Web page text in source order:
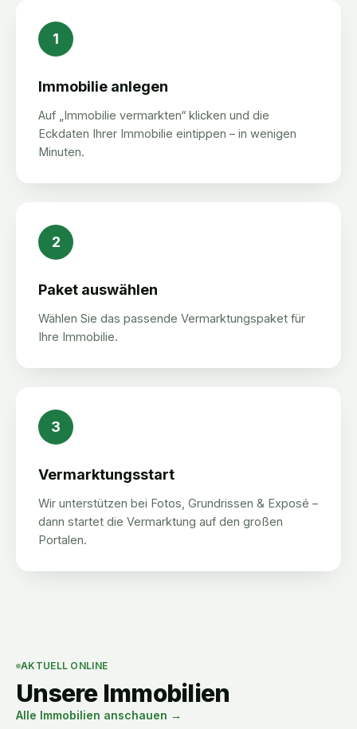
1
Immobilie anlegen
Auf „Immobilie vermarkten“ klicken und die
Eckdaten Ihrer Immobilie eintippen – in wenigen
Minuten.
2
Paket auswählen
Wählen Sie das passende Vermarktungspaket für
Ihre Immobilie.
3
Vermarktungsstart
Wir unterstützen bei Fotos, Grundrissen & Exposé –
dann startet die Vermarktung auf den großen
Portalen.
AKTUELL ONLINE
Unsere Immobilien
Alle Immobilien anschauen →